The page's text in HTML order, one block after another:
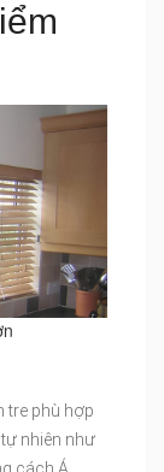
tre phù hợp
nhiên như